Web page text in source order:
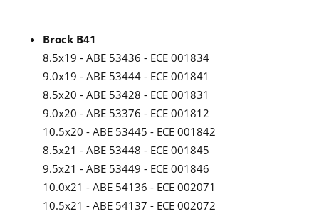
Brock B41
8.5x19 - ABE 53436 - ECE 001834
9.0x19 - ABE 53444 - ECE 001841
8.5x20 - ABE 53428 - ECE 001831
9.0x20 - ABE 53376 - ECE 001812
10.5x20 - ABE 53445 - ECE 001842
8.5x21 - ABE 53448 - ECE 001845
9.5x21 - ABE 53449 - ECE 001846
10.0x21 - ABE 54136 - ECE 002071
10.5x21 - ABE 54137 - ECE 002072